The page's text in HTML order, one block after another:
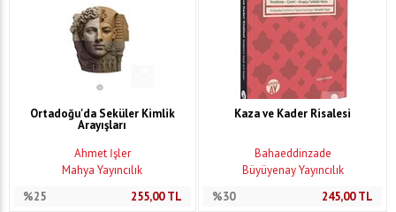
Ortadoğu'da Seküler Kimlik
Arayışları
Ahmet İşler
Mahya Yayıncılık
%25
255,00TL
Kaza ve Kader Risalesi
Bahaeddinzade
Büyüyenay Yayıncılık
%30
245,00TL